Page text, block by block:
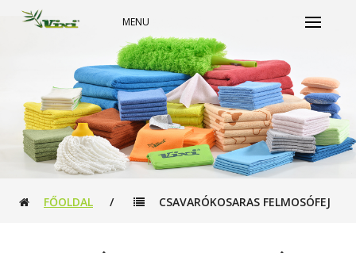
MENU
FŐOLDAL / CSAVARÓKOSARAS FELMOSÓFEJ